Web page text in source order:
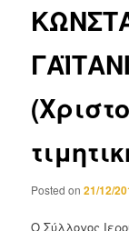
Posted on21/12/
Ο Σύλλογος